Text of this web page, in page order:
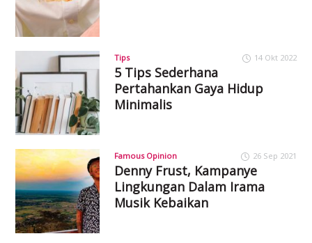
Tips 14 Okt 2022
5 Tips Sederhana
Pertahankan Gaya Hidup
Minimalis
Famous Opinion 26 Sep 2021
Denny Frust, Kampanye
Lingkungan Dalam Irama
Musik Kebaikan